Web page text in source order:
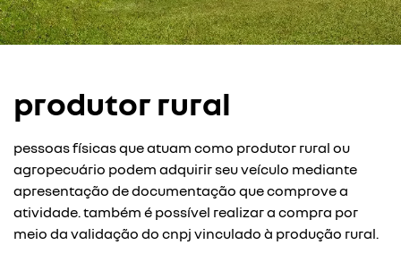
produtor rural
pessoas físicas que atuam como produtor rural ou
agropecuário podem adquirir seu veículo mediante
apresentação de documentação que comprove a
atividade. também é possível realizar a compra por
meio da validação do cnpj vinculado à produção rural.